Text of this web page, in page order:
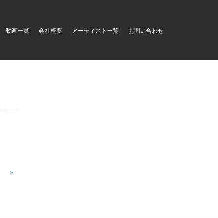
動画一覧 会社概要 アーティスト一覧 お問い合わせ
»